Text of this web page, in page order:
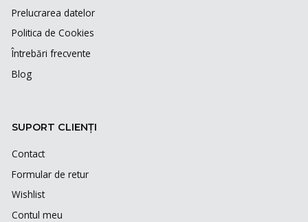
Prelucrarea datelor
Politica de Cookies
Întrebări frecvente
Blog
SUPORT CLIENȚI
Contact
Formular de retur
Wishlist
Contul meu